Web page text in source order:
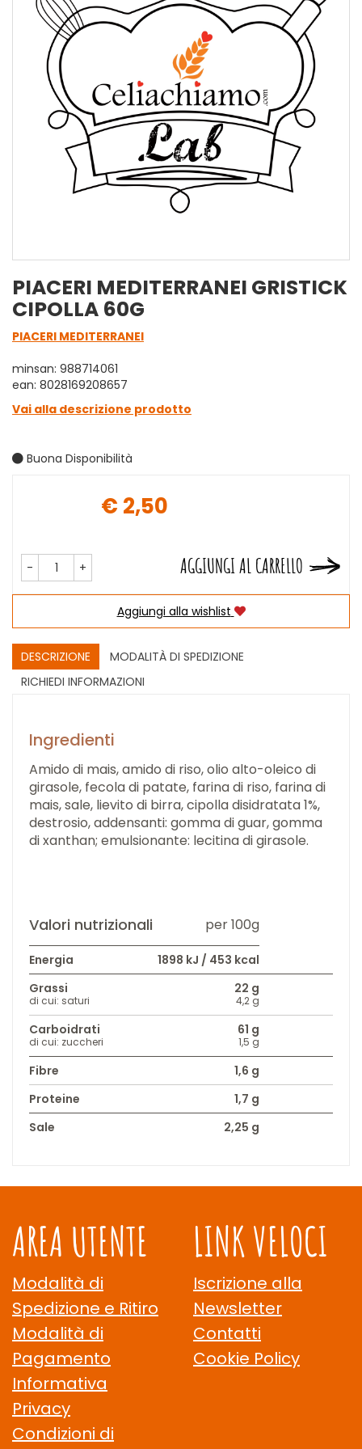
PIACERI MEDITERRANEI GRISTICK
CIPOLLA 60G
PIACERI MEDITERRANEI
minsan: 988714061
ean: 8028169208657
Vai alla descrizione prodotto
Buona Disponibilità
€ 2,50
- + AGGIUNGI AL CARRELLO
Aggiungi alla wishlist
DESCRIZIONE
MODALITÀ DI SPEDIZIONE
RICHIEDI INFORMAZIONI
Ingredienti
Amido di mais, amido di riso, olio alto-oleico di
girasole, fecola di patate, farina di riso, farina di
mais, sale, lievito di birra, cipolla disidratata 1%,
destrosio, addensanti: gomma di guar, gomma
di xanthan; emulsionante: lecitina di girasole.
Valori nutrizionali per 100g
Energia
1898 kJ / 453 kcal
Grassi
22 g
di cui: saturi 4,2 g
Carboidrati 61 g
di cui: zuccheri 1,5 g
Fibre
1,6 g
Proteine
1,7 g
Sale
2,25 g
AREA UTENTE
Modalità di
Spedizione e Ritiro
Modalità di
Pagamento
Informativa
Privacy
Condizioni di
LINK VELOCI
Iscrizione alla
Newsletter
Contatti
Cookie Policy